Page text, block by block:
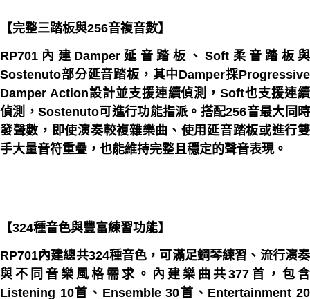
【完整三踏板與256音複音數】
RP701內建Damper延音踏板、Soft柔音踏板與
Sostenuto部分延音踏板，其中Damper採Progressive
Damper Action設計並支援連續偵測，Soft也支援連續
偵測，Sostenuto可進行功能指派。搭配256音最大同時
發聲數，即使演奏較複雜樂曲、使用延音踏板或進行雙
手大量音符重疊，也能維持完整且穩定的聲音表現。
【324種音色與豐富練習功能】
RP701內建總共324種音色，可滿足鋼琴練習、流行演奏
與不同音樂風格需求。內建樂曲共377首，包含
Listening 10首、Ensemble 30首、Entertainment 20